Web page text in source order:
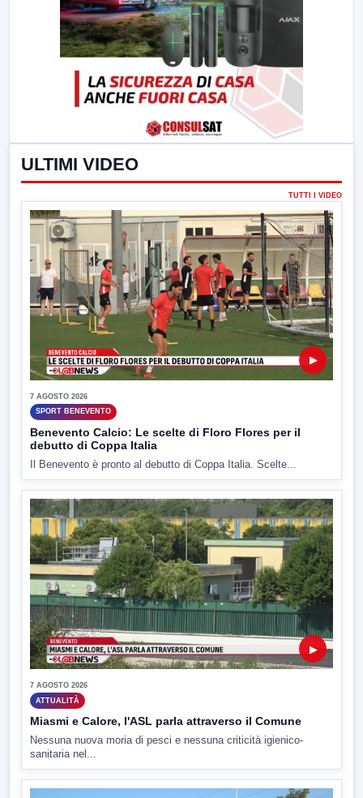
ULTIMI VIDEO
TUTTI I VIDEO
▶
7 AGOSTO 2026
SPORT BENEVENTO
Benevento Calcio: Le scelte di Floro Flores per il
debutto di Coppa Italia
Il Benevento è pronto al debutto di Coppa Italia. Scelte...
▶
7 AGOSTO 2026
ATTUALITÀ
Miasmi e Calore, l'ASL parla attraverso il Comune
Nessuna nuova moria di pesci e nessuna criticità igienico-
sanitaria nel...